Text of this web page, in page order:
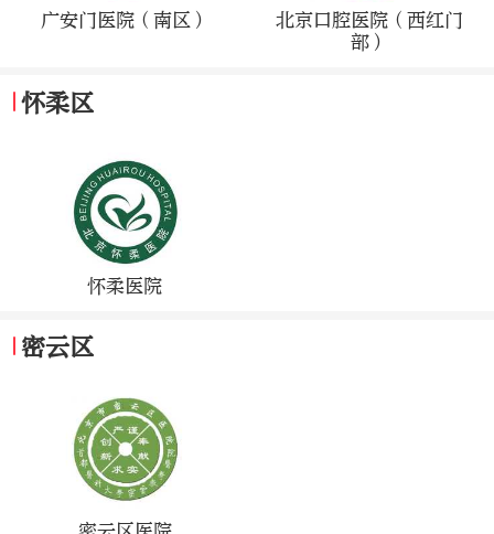
广安门医院（南区）
北京口腔医院（西红门
部）
怀柔区
怀柔医院
密云区